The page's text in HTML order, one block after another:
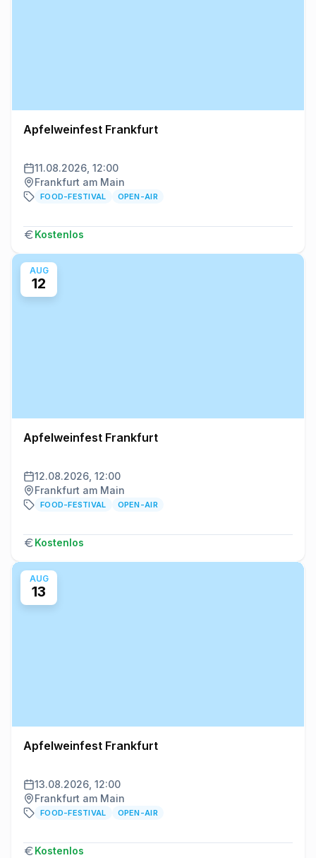
Apfelweinfest Frankfurt
11.08.2026, 12:00
Frankfurt am Main
FOOD-FESTIVAL OPEN-AIR
Kostenlos
AUG
12
Apfelweinfest Frankfurt
12.08.2026, 12:00
Frankfurt am Main
FOOD-FESTIVAL OPEN-AIR
Kostenlos
AUG
13
Apfelweinfest Frankfurt
13.08.2026, 12:00
Frankfurt am Main
FOOD-FESTIVAL OPEN-AIR
Kostenlos